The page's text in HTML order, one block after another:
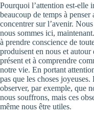
Pourquoi l’attention est-elle
beaucoup de temps à penser
concentrer sur l’avenir.
nous sommes ici,
à prendre conscience de
produisent en nous et autour
présent et à comprendre
notre vie. En portant
pas que les choses
observer, par exemple, que
nous souffrons, mais ces
même nous être utiles.